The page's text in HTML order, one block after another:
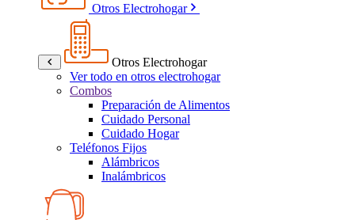
Otros Electrohogar
Otros Electrohogar
Ver todo en otros electrohogar
Combos
Preparación de Alimentos
Cuidado Personal
Cuidado Hogar
Teléfonos Fijos
Alámbricos
Inalámbricos